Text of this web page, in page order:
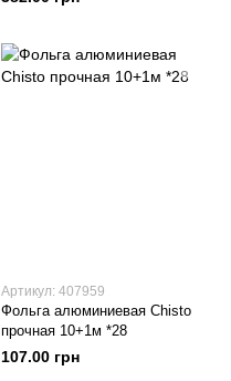
Артикул: 407959
Фольга алюминиевая Chisto
прочная 10+1м *28
107.00 грн